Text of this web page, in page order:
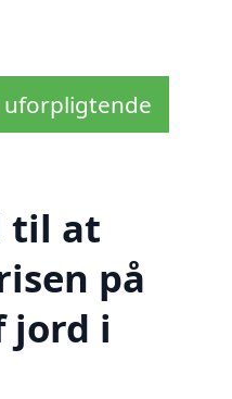
uforpligtende
til at
på
jord i